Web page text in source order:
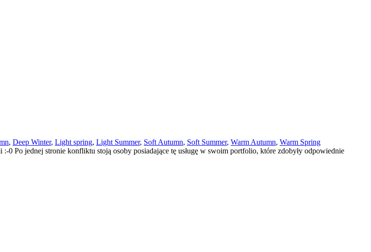
, Deep Winter, Light spring, Light Summer, Soft Autumn, Soft Summer, Warm Autumn, Warm Spring
Po jednej stronie konfliktu stoją osoby posiadające tę usługę w swoim portfolio, które zdobyły odpowiednie